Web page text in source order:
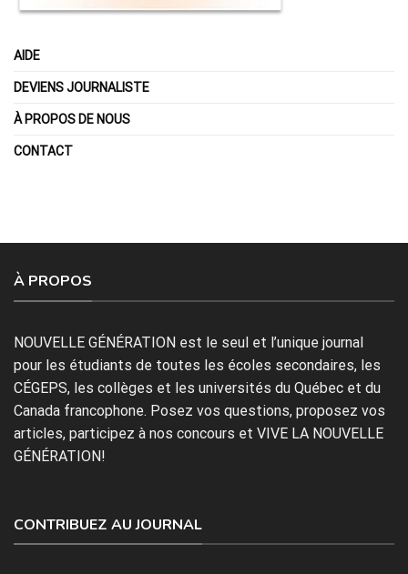
AIDE
DEVIENS JOURNALISTE
À PROPOS DE NOUS
CONTACT
À PROPOS
NOUVELLE GÉNÉRATION est le seul et l’unique journal
pour les étudiants de toutes les écoles secondaires, les
CÉGEPS, les collèges et les universités du Québec et du
Canada francophone. Posez vos questions, proposez vos
articles, participez à nos concours et VIVE LA NOUVELLE
GÉNÉRATION!
CONTRIBUEZ AU JOURNAL